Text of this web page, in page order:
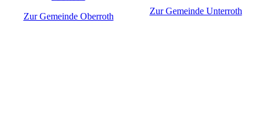
Zur Gemeinde Oberroth
Zur Gemeinde Unterroth